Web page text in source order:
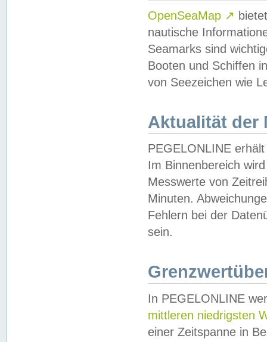
OpenSeaMap ↗
nautische
Seamarks sind
Booten und Schiffen
von Seezeichen wie
Aktualität der
PEGELONLINE
Im Binnenbereich
Messwerte von
Minuten.
Fehlern bei der
sein.
In PEGELONLINE
mittleren niedrigsten
einer Zeitspanne in